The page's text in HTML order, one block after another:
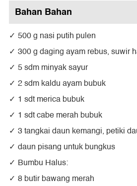
Bahan Bahan
500 g nasi putih pulen
300 g daging ayam rebus, suwir
5 sdm minyak sayur
2 sdm kaldu ayam bubuk
1 sdt merica bubuk
1 sdt cabe merah bubuk
3 tangkai daun kemangi, petiki
daun pisang untuk bungkus
Bumbu Halus:
8 butir bawang merah